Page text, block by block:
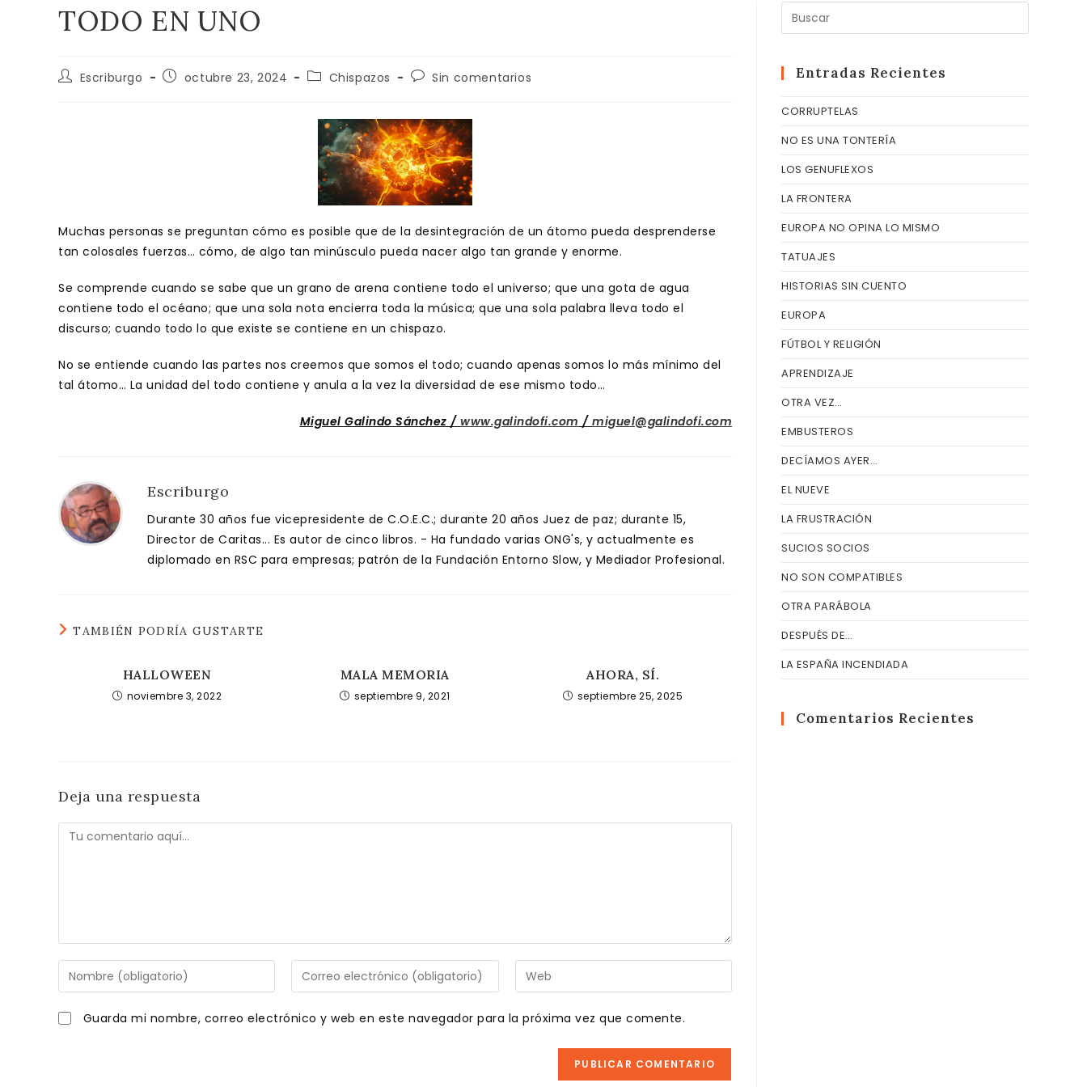
TODO EN UNO
AutorEscriburgo
Publicación
octubre 23, 2024
Categoría
entrada:
Chispazos
Comentarios
entrada:
Sin comentarios
Muchas personas se preguntan cómo es posible que de la desintegración de un átomo pueda desprenderse
tan colosales fuerzas… cómo, de algo tan minúsculo pueda nacer algo tan grande y enorme.
Se comprende cuando se sabe que un grano de arena contiene todo el universo; que una gota de agua
contiene todo el océano; que una sola nota encierra toda la música; que una sola palabra lleva todo el
discurso; cuando todo lo que existe se contiene en un chispazo.
No se entiende cuando las partes nos creemos que somos el todo; cuando apenas somos lo más mínimo del
tal átomo… La unidad del todo contiene y anula a la vez la diversidad de ese mismo todo…
Miguel Galindo Sánchez / www.galindofi.com / miguel@galindofi.com
Escriburgo
Durante 30 años fue vicepresidente de C.O.E.C.; durante 20 años Juez de paz; durante 15,
Director de Caritas... Es autor de cinco libros. - Ha fundado varias ONG's, y actualmente es
diplomado en RSC para empresas; patrón de la Fundación Entorno Slow, y Mediador Profesional.
TAMBIÉN PODRÍA GUSTARTE
HALLOWEEN
noviembre 3, 2022
MALA MEMORIA
septiembre 9, 2021
AHORA, SÍ.
septiembre 25, 2025
Deja una respuesta
Comentario
Introduce
tu
nombre
o
Introduce
tu
dirección
Introduce
la
de
Guarda mi nombre, correo electrónico y web en este navegador para la próxima vez que comente.
Escape
Entradas Recientes
CORRUPTELAS
NO ES UNA TONTERÍA
LOS GENUFLEXOS
LA FRONTERA
EUROPA NO OPINA LO MISMO
TATUAJES
HISTORIAS SIN CUENTO
EUROPA
FÚTBOL Y RELIGIÓN
APRENDIZAJE
OTRA VEZ…
EMBUSTEROS
DECÍAMOS AYER…
EL NUEVE
LA FRUSTRACIÓN
SUCIOS SOCIOS
NO SON COMPATIBLES
OTRA PARÁBOLA
DESPUÉS DE…
LA ESPAÑA INCENDIADA
Comentarios Recientes